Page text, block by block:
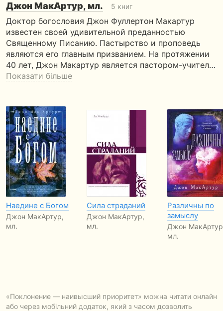
Джон МакАртур, мл. 5 книг
Доктор богословия Джон Фуллертон Макартур
известен своей удивительной преданностью
Священному Писанию. Пастырство и проповедь
являются его главным призванием. На протяжении
40 лет, Джон Макартур является пастором-учител…
Показати більше
Наедине с Богом
Джон МакАртур,
мл.
Сила страданий
Джон МакАртур,
мл.
Различны по
замыслу
Джон
мл.
«Поклонение — наивысший приоритет» можна читати онлайн
або через мобільний додаток, який з часом дозволить